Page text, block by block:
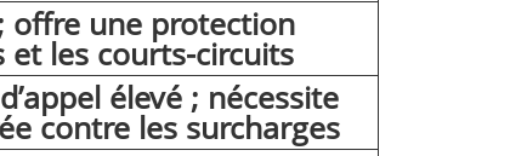
offre une protection
et les courts-circuits
élevé ; nécessite
contre les surcharges